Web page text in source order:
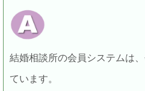
結婚相談所の会員システムは
ています。